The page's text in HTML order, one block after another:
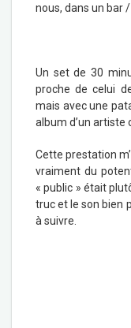
nous, dans un bar
Un set de 30
proche de celui
mais avec une
album d’un artiste
Cette prestation
vraiment du
« public » était
truc et le son bien
à suivre.